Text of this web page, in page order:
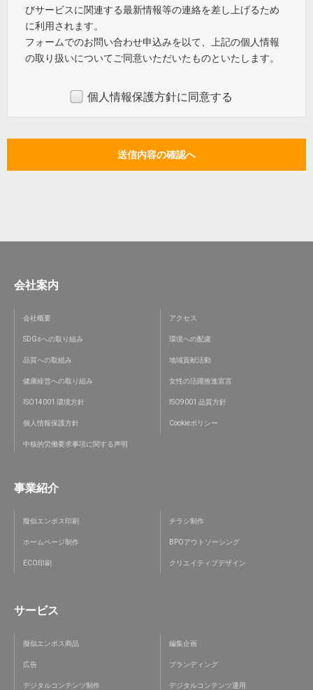
びサービスに関連する最新情報等の連絡を差し上げるため
に利用されます。
フォームでのお問い合わせ申込みを以て、上記の個人情報
の取り扱いについてご同意いただいたものといたします。
個人情報保護方針に同意する
会社案内
会社概要 アクセス
SDGsへの取り組み 環境への配慮
品質への取組み 地域貢献活動
健康経営への取り組み 女性の活躍推進宣言
ISO14001 環境方針 ISO9001 品質方針
個人情報保護方針 Cookieポリシー
中核的労働要求事項に関する声明
事業紹介
擬似エンボス印刷 チラシ制作
ホームページ制作 BPOアウトソーシング
ECO印刷 クリエイティブデザイン
サービス
擬似エンボス商品 編集企画
広告 ブランディング
デジタルコンテンツ制作 デジタルコンテンツ運用